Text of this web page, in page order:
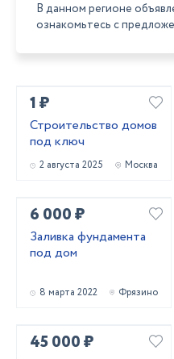
В данном регионе
ознакомьтесь с
1 ₽
Строительство домов
под ключ
2 августа 2025 Москва
6 000 ₽
Заливка фундамента
под дом
8 марта 2022 Фрязино
45 000 ₽